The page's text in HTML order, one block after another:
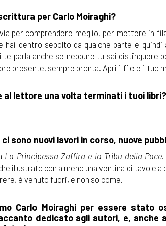
per Carlo Moiraghi?
per comprendere meglio, per mettere in
hai dentro sepolto da qualche parte e
parla anche se neppure tu sai distinguere
presente, sempre pronta. Apri il file e il tuo
al lettore una volta terminati i tuoi libri?
sono nuovi lavori in corso, nuove
La Principessa Zaffira e la Tribù della Pace
illustrato con almeno una ventina di tavole
è venuto fuori, e non so come.
Carlo Moiraghi per essere
dedicato agli autori, e, anche